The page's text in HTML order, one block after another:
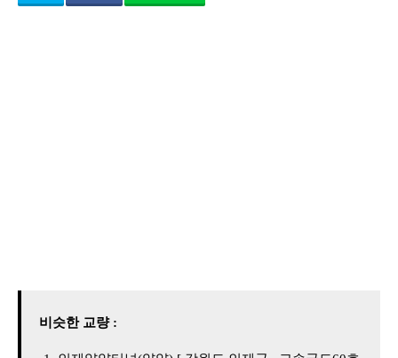
비슷한 교량 :